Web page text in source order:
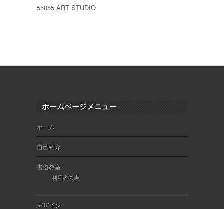
55055 ART STUDIO
ホームページメニュー
ホーム
自己紹介
書道教室
利用者の声
デザイン